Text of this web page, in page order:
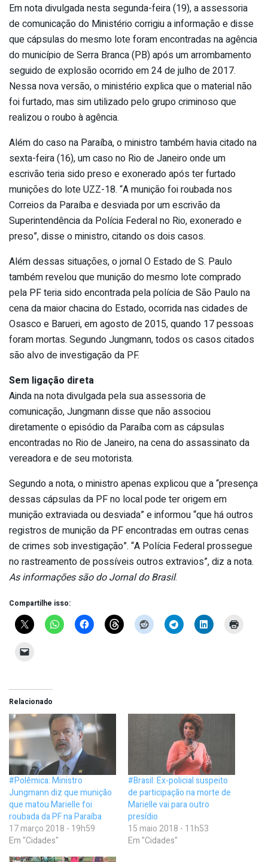
Em nota divulgada nesta segunda-feira (19), a assessoria
de comunicação do Ministério corrigiu a informação e disse
que cápsulas do mesmo lote foram encontradas na agência
do município de Serra Branca (PB) após um arrombamento
seguido de explosão ocorrido em 24 de julho de 2017.
Nessa nova versão, o ministério explica que o material não
foi furtado, mas sim utilizado pelo grupo criminoso que
realizou o roubo à agência.
Além do caso na Paraíba, o ministro também havia citado na
sexta-feira (16), um caso no Rio de Janeiro onde um
escrivão teria sido preso e exonerado após ter furtado
munições do lote UZZ-18. “A munição foi roubada nos
Correios da Paraíba e desviada por um escrivão da
Superintendência da Polícia Federal no Rio, exonerado e
preso”, disse o ministro, citando os dois casos.
Além dessas situações, o jornal O Estado de S. Paulo
também revelou que munição do mesmo lote comprado
pela PF teria sido encontrada pela polícia de São Paulo na
cena da maior chacina do Estado, ocorrida nas cidades de
Osasco e Barueri, em agosto de 2015, quando 17 pessoas
foram mortas. Segundo Jungmann, todos os casos citados
são alvo de investigação da PF.
Sem ligação direta
Ainda na nota divulgada pela sua assessoria de
comunicação, Jungmann disse que não associou
diretamente o episódio da Paraíba com as cápsulas
encontradas no Rio de Janeiro, na cena do assassinato da
vereadora e de seu motorista.
Segundo a nota, o ministro apenas explicou que a “presença
dessas cápsulas da PF no local pode ter origem em
munição extraviada ou desviada” e informou “que há outros
registros de munição da PF encontradas em outras cenas
de crimes sob investigação”. “A Polícia Federal prossegue
no rastreamento de possíveis outros extravios”, diz a nota.
As informações são do Jornal do Brasil.
Compartilhe isso:
Relacionado
#Polêmica: Ministro
Jungmann diz que munição
que matou Marielle foi
roubada da PF na Paraíba
17 março 2018 - 19h59
Em "Cidades"
#Brasil: Ex-policial suspeito
de participação na morte de
Marielle vai para outro
presídio
15 maio 2018 - 11h53
Em "Cidades"